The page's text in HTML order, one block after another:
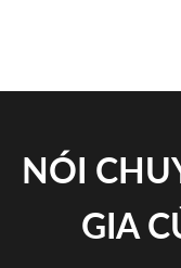
NÓI
GIA